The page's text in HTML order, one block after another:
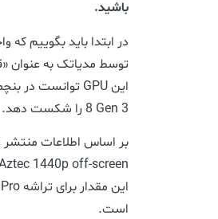
باشید.
8 Gen 3 را شکست دهد.
است.